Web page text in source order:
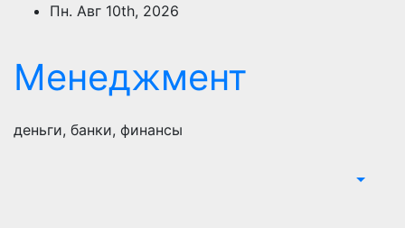
ПерейтиПн. Авг 10th, 2026
Менеджмент
деньги, банки, финансы